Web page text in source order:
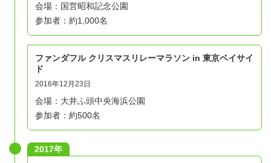
会場：国営昭和記念公園
参加者：約1,000名
ファンダフル クリスマスリレーマラソン in 東京ベイサイ
ド
2016年12月23日
会場：大井ふ頭中央海浜公園
参加者：約500名
2017年